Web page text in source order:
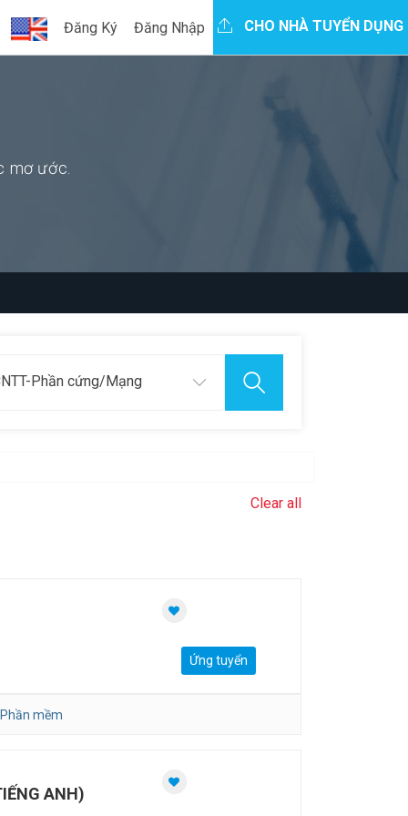
Đăng Ký Đăng Nhập CHO NHÀ TUYỂN DỤNG
mơ ước.
Phần cứng/Mạng
Clear all
Ứng tuyển
mềm
ANH)